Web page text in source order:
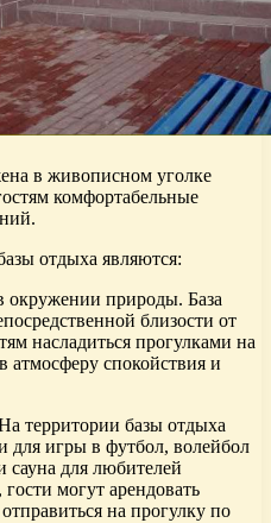
в живописном уголке
комфортабельные
отдыха являются:
природы. База
близости от
насладиться прогулками на
атмосферу спокойствия и
территории базы отдыха
игры в футбол, волейбол
сауна для любителей
могут арендовать
на прогулку по